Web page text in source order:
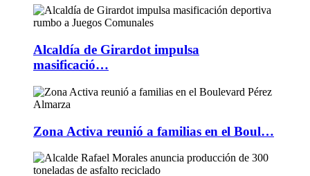
Alcaldía de Girardot impulsa
masificació…
Zona Activa reunió a familias en el Boul…